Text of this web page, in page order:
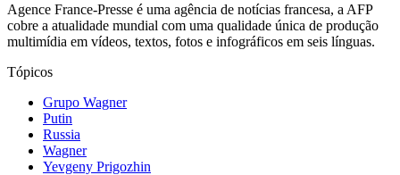
Agence France-Presse é uma agência de notícias francesa, a AFP
cobre a atualidade mundial com uma qualidade única de produção
multimídia em vídeos, textos, fotos e infográficos em seis línguas.
Tópicos
Grupo Wagner
Putin
Russia
Wagner
Yevgeny Prigozhin